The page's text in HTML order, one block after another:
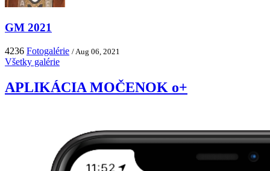
GM 2021
4236 Fotogalérie / Aug 06, 2021
Všetky galérie
APLIKÁCIA MOČENOK o+